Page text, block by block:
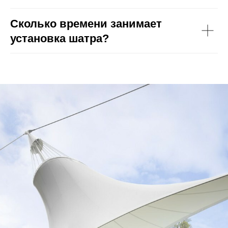
Сколько времени занимает
установка шатра?